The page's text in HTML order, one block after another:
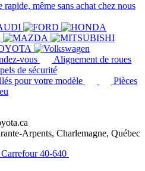
rapide, même sans achat chez nous
vous
Alignement de roues
de sécurité
pour votre modèle
Pièces
Arpents, Charlemagne, Québec
40-640